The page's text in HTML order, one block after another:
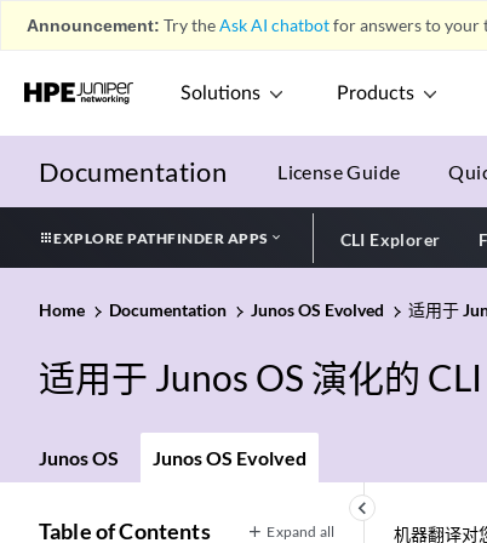
Announcement: Try theAsk AI chatbotfor answers to your
Solutions Products
Documentation License Guide
EXPLORE PATHFINDER APPS CLI Explorer
Home Documentation Junos OS Evolved 适用于
适用于 Junos OS 演化的
Junos OS Junos OS Evolved
keyboard_arrow_left
Table of Contents Expand all 机器翻译对